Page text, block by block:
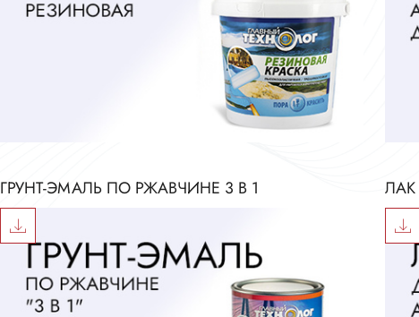
ГРУНТ-ЭМАЛЬ ПО РЖАВЧИНЕ 3 В 1